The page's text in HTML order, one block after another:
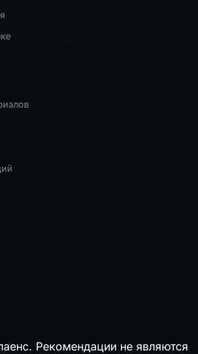
Рекомендации не являются